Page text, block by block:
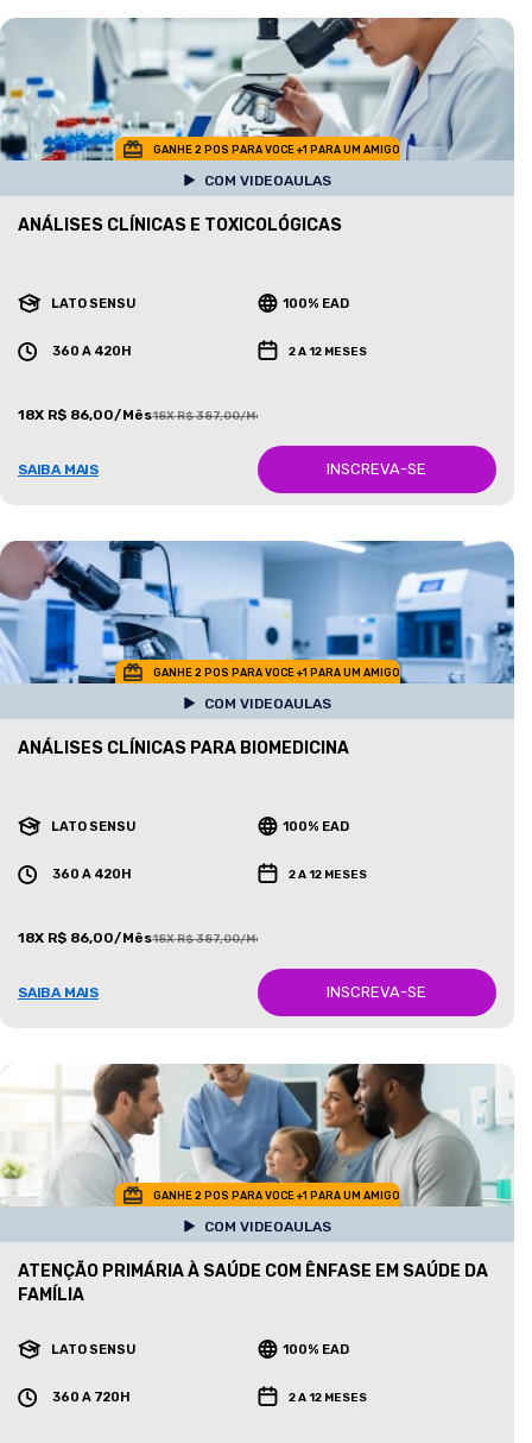
GANHE 2 POS PARA VOCE +1 PARA UM AMIGO
COM VIDEOAULAS
ANÁLISES CLÍNICAS E TOXICOLÓGICAS
LATO SENSU 100% EAD
360 A 420H 2 A 12 MESES
18X R$ 86,00/Mês18X R$ 387,00/Mês
SAIBA MAIS INSCREVA-SE
GANHE 2 POS PARA VOCE +1 PARA UM AMIGO
COM VIDEOAULAS
ANÁLISES CLÍNICAS PARA BIOMEDICINA
LATO SENSU 100% EAD
360 A 420H 2 A 12 MESES
18X R$ 86,00/Mês18X R$ 387,00/Mês
SAIBA MAIS INSCREVA-SE
GANHE 2 POS PARA VOCE +1 PARA UM AMIGO
COM VIDEOAULAS
ATENÇÃO PRIMÁRIA À SAÚDE COM ÊNFASE EM SAÚDE DA
FAMÍLIA
LATO SENSU 100% EAD
360 A 720H 2 A 12 MESES